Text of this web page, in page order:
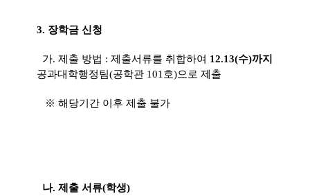
3. 장학금 신청
가. 제출 방법 : 제출서류를 취합하여 12.13(수)까지
공과대학행정팀(공학관 101호)으로 제출
※ 해당기간 이후 제출 불가
나. 제출 서류(학생)